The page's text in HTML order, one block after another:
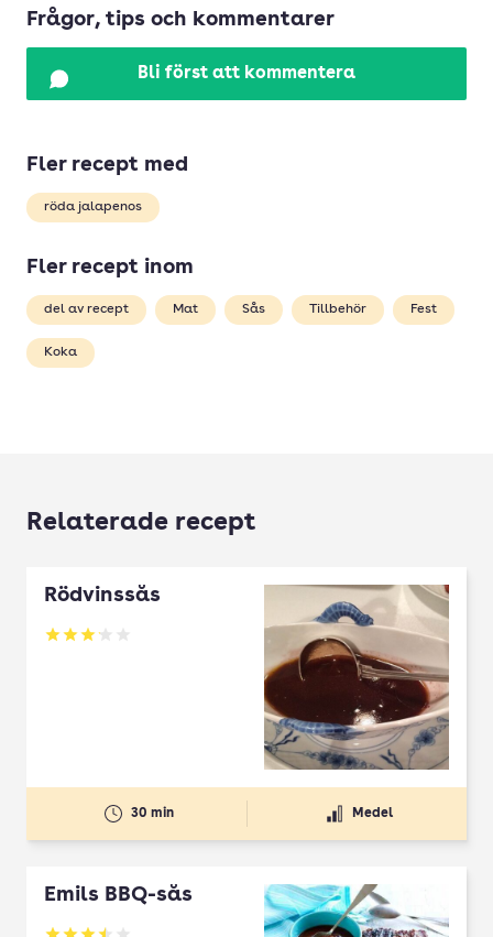
Frågor, tips och kommentarer
Bli först att kommentera
Fler recept med
röda jalapenos
Fler recept inom
del av recept Mat Sås Tillbehör Fest
Koka
Relaterade recept
Rödvinssås
Betyg: 3.09 av 5
30 min Medel
Emils BBQ-sås